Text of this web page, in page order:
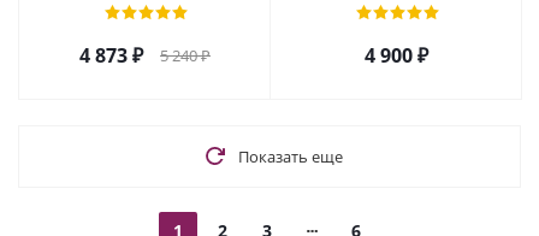
4 873₽ 5 240₽ 4 900₽
Показать еще
1 2 3 6